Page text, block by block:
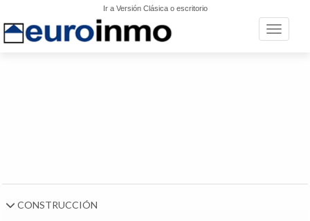
Ir a Versión Clásica o escritorio
Toggle
CONSTRUCCIÓN